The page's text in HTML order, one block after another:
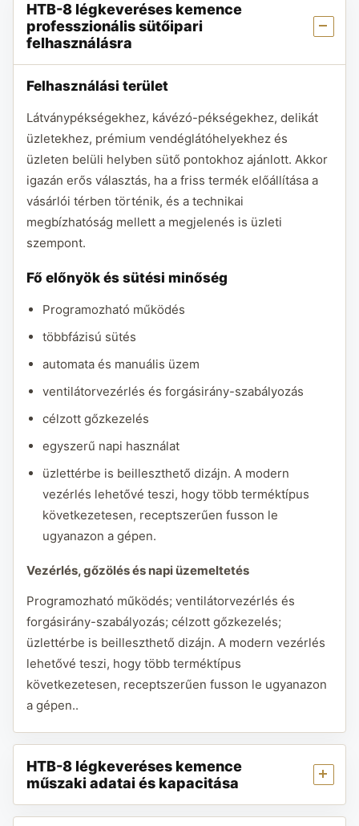
HTB-8 légkeveréses kemence
professzionális sütőipari
felhasználásra
Felhasználási terület
Látványpékségekhez, kávézó-pékségekhez, delikát
üzletekhez, prémium vendéglátóhelyekhez és
üzleten belüli helyben sütő pontokhoz ajánlott. Akkor
igazán erős választás, ha a friss termék előállítása a
vásárlói térben történik, és a technikai
megbízhatóság mellett a megjelenés is üzleti
szempont.
Fő előnyök és sütési minőség
Programozható működés
többfázisú sütés
automata és manuális üzem
ventilátorvezérlés és forgásirány-szabályozás
célzott gőzkezelés
egyszerű napi használat
üzlettérbe is beilleszthető dizájn. A modern
vezérlés lehetővé teszi, hogy több terméktípus
következetesen, receptszerűen fusson le
ugyanazon a gépen.
Vezérlés, gőzölés és napi üzemeltetés
Programozható működés; ventilátorvezérlés és
forgásirány-szabályozás; célzott gőzkezelés;
üzlettérbe is beilleszthető dizájn. A modern vezérlés
lehetővé teszi, hogy több terméktípus
következetesen, receptszerűen fusson le ugyanazon
a gépen..
HTB-8 légkeveréses kemence
műszaki adatai és kapacitása